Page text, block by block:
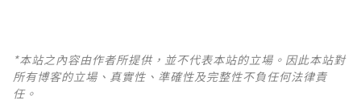
*本站之內容由作者所提供，並不代表本站的立場。因此本站對
所有博客的立場、真實性、準確性及完整性不負任何法律責
任。